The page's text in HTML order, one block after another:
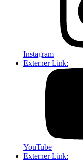
Instagram
Externer Link:
YouTube
Externer Link: